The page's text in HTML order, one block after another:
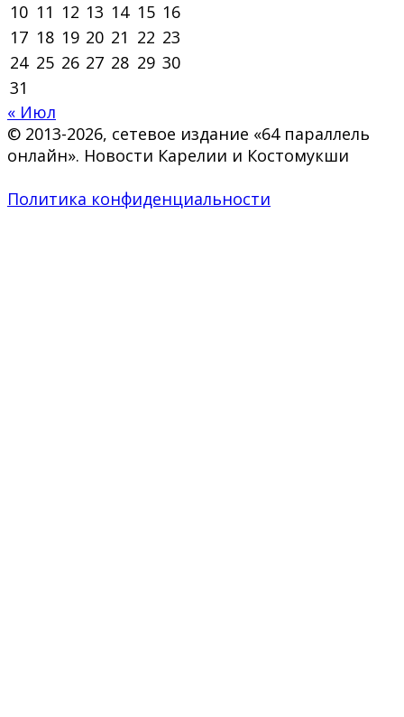
10 11 12 13 14 15 16
17 18 19 20 21 22 23
24 25 26 27 28 29 30
31
« Июл
© 2013-2026, сетевое издание «64 параллель
онлайн». Новости Карелии и Костомукши
Политика конфиденциальности